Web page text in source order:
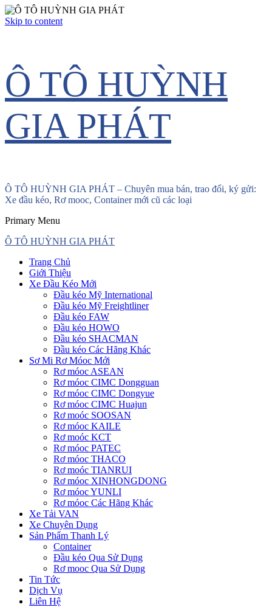
Skip to content
Ô TÔ HUỲNH
GIA PHÁT
Ô TÔ HUỲNH GIA PHÁT – Chuyên mua bán, trao đổi, ký gửi:
Xe đầu kéo, Rơ mooc, Container mới cũ các loại
Primary Menu
Ô TÔ HUỲNH GIA PHÁT
Trang Chủ
Giới Thiệu
Xe Đầu Kéo Mới
Đầu kéo Mỹ International
Đầu kéo Mỹ Freightliner
Đầu kéo FAW
Đầu kéo HOWO
Đầu kéo SHACMAN
Đầu kéo Các Hãng Khác
Sơ Mi Rơ Móoc Mới
Rơ móoc ASEAN
Rơ móoc CIMC Dongguan
Rơ móoc CIMC Dongyue
Rơ móoc CIMC Huajun
Rơ moóc SOOSAN
Rơ móoc KAILE
Rơ moóc KCT
Rơ móoc PATEC
Rơ móoc THACO
Rơ moóc TIANRUI
Rơ móoc XINHONGDONG
Rơ móoc YUNLI
Rơ móoc Các Hãng Khác
Xe Tải VAN
Xe Chuyên Dụng
Sản Phẩm Thanh Lý
Container
Đầu kéo Qua Sử Dụng
Rơ mooc Qua Sử Dụng
Tin Tức
Dịch Vụ
Liên Hệ